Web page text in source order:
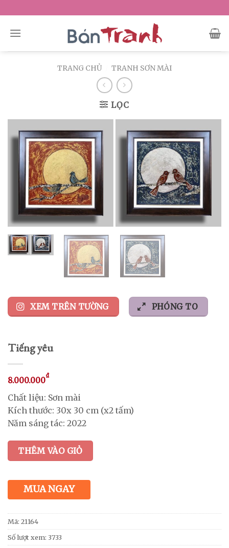
to
content
TRANG CHỦ TRANH SƠN MÀI
LỌC
XEM TRÊN TƯỜNG PHÓNG TO
Tiếng yêu
8.000.000₫
Chất liệu: Sơn mài
Kích thước: 30x 30 cm (x2 tấm)
Năm sáng tác: 2022
THÊM VÀO GIỎ
MUA NGAY
Mã: 21164
Số lượt xem: 3733